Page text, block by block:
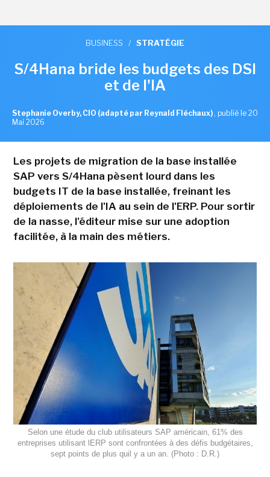
BUSINESS / STRATÉGIE
S/4Hana bride les budgets des DSI
et de l'IA
Stephanie Overby, CIO (adapté par Reynald Fléchaux) , publié le 20
Mai 2026
Les projets de migration de la base installée
SAP vers S/4Hana pèsent lourd dans les
budgets IT de la base installée, freinant les
déploiements de l'IA au sein de l'ERP. Pour sortir
de la nasse, l'éditeur mise sur une adoption
facilitée, à la main des métiers.
Selon une étude du club utilisateurs SAP américain, 61% des
entreprises utilisant lERP sont confrontées à des défis budgétaires,
sept points de plus quil y a un an. (Photo : D.R.)